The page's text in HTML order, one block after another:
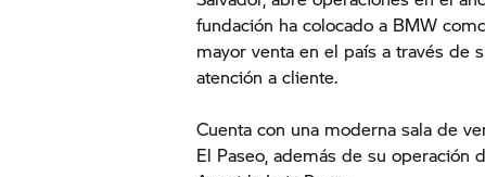
fundación ha colocado a BMW
mayor venta en el país a través de
atención a cliente.
Cuenta con una moderna sala de
El Paseo, además de su operación